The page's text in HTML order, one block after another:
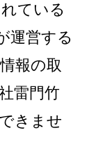
ている
運営する
報の取
雷門竹
きませ